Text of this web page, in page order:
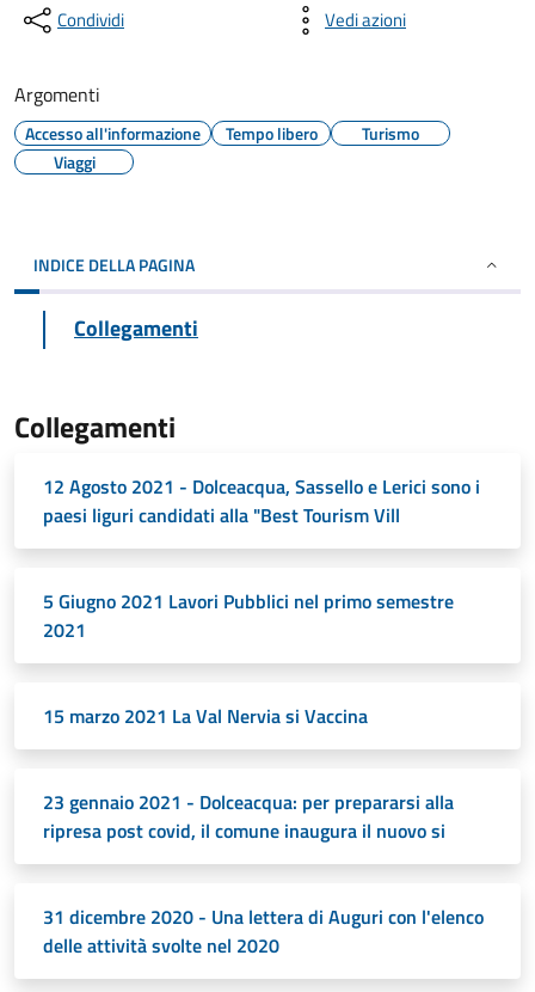
Condividi Vedi azioni
Argomenti
Accesso all'informazione Tempo libero
Turismo
Viaggi
INDICE DELLA PAGINA
Collegamenti
Collegamenti
12 Agosto 2021 - Dolceacqua, Sassello e Lerici sono i
paesi liguri candidati alla "Best Tourism Vill
5 Giugno 2021 Lavori Pubblici nel primo semestre
2021
15 marzo 2021 La Val Nervia si Vaccina
23 gennaio 2021 - Dolceacqua: per prepararsi alla
ripresa post covid, il comune inaugura il nuovo si
31 dicembre 2020 - Una lettera di Auguri con l'elenco
delle attività svolte nel 2020